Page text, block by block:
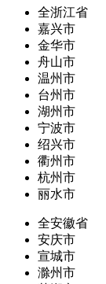
全浙江省
嘉兴市
金华市
舟山市
温州市
台州市
湖州市
宁波市
绍兴市
衢州市
杭州市
丽水市
全安徽省
安庆市
宣城市
滁州市